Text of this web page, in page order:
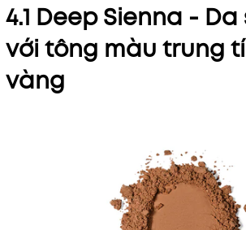
4.1 Deep Sienna -
với tông màu trung
vàng